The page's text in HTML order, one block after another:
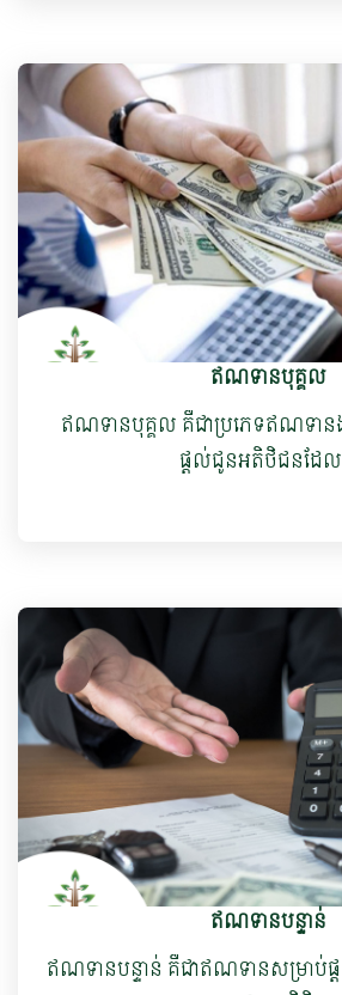
ឥណទានបុគ្គល
ឥណទានបុគ្គល គឺជាប្រភេទឥណទា
ផ្ដល់ជូនអតិថិជនដែ
ឥណទានបន្ទាន់
ឥណទានបន្ទាន់ ​គឺជាឥណទាន​សម្រាប់